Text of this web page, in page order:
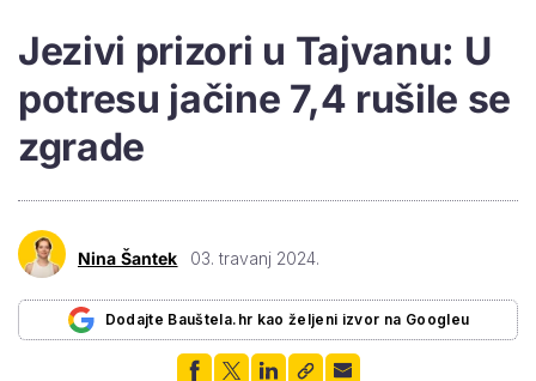
Jezivi prizori u Tajvanu: U
potresu jačine 7,4 rušile se
zgrade
Nina Šantek 03. travanj 2024.
Dodajte Bauštela.hr kao željeni izvor na Googleu